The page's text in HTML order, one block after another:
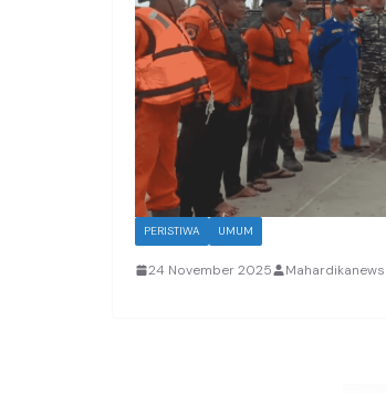
PERISTIWA UMUM
24 November 2025 Mahardikanews